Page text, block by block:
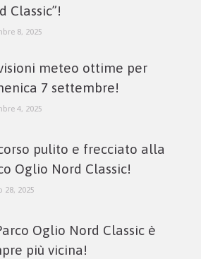
Classic”!
8, 2025
meteo ottime per
7 settembre!
4, 2025
pulito e frecciato alla
Oglio Nord Classic!
28, 2025
Oglio Nord Classic è
più vicina!